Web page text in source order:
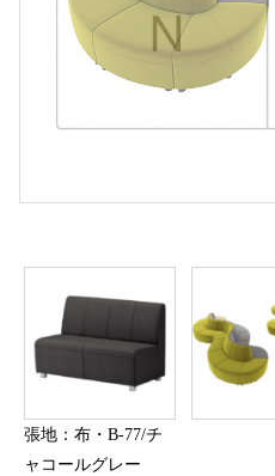
張地：布・B-77/チ
ャコールグレー